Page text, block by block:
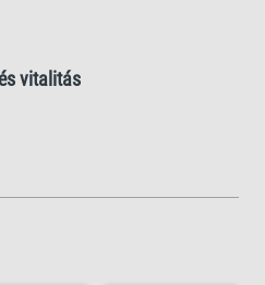
vitalitás